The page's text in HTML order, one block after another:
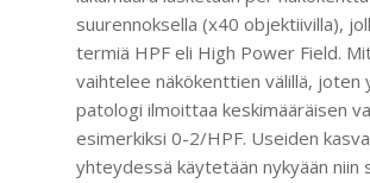
suurennoksella (x40 objektiivilla),
termiä HPF eli High Power Field.
vaihtelee näkökenttien välillä, joten
patologi ilmoittaa keskimääräisen
esimerkiksi 0-2/HPF. Useiden
yhteydessä käytetään nykyään niin